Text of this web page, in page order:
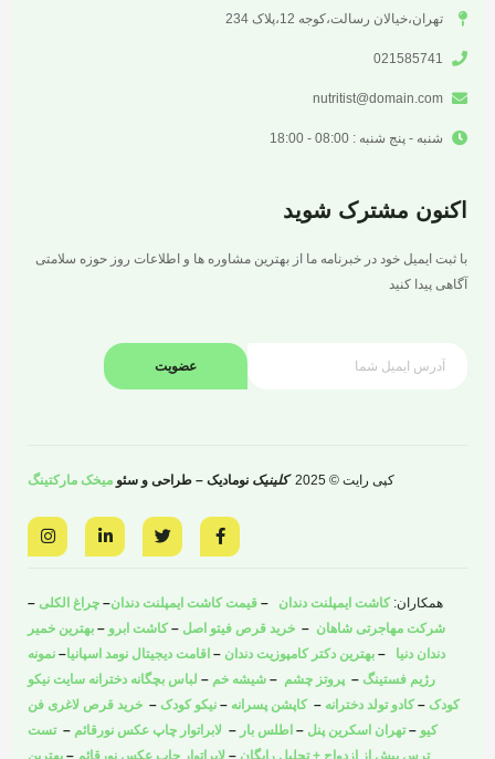
تهران،خیالان رسالت،کوجه 12،پلاک 234
021585741
nutritist@domain.com
شنبه - پنج شنبه : 08:00 - 18:00
اکنون مشترک شوید
با ثبت ایمیل خود در خبرنامه ما از بهترین مشاوره ها و اطلاعات روز حوزه سلامتی
آگاهی پیدا کنید
عضویت
کپی رایت © 2025 کلینیک نومادیک – طراحی و سئو میخک مارکتینگ
F
a
c
o
o
k
-
w
i
e
r
L
i
n
d
-
n
I
n
s
g
r
a
m
همکاران: کاشت ایمپلنت دندان – قیمت کاشت ایمپلنت دندان– چراغ الکلی –
شرکت مهاجرتی شاهان – خرید قرص فیتو اصل –کاشت ابرو – بهترین خمیر
دندان دنیا – بهترین دکتر کامپوزیت دندان – اقامت دیجیتال نومد اسپانیا– نمونه
رژیم فستینگ – پروتز چشم – شیشه خم – لباس بچگانه دخترانه سایت نیکو
کودک –کادو تولد دخترانه –کاپشن پسرانه – نیکو کودک – خرید قرص لاغری فن
کیو –تهران اسکرین پنل – اطلس بار – لابراتوار چاپ عکس نورقائم –تست
ترس پیش از ازدواج + تحلیل رایگان – لابراتوار چاپ عکس نورقائم – بهترین